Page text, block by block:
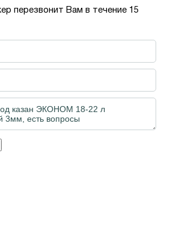
перезвонит Вам в течение 15